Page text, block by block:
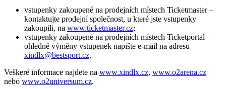
vstupenky zakoupené na prodejních místech Ticketmaster –
kontaktujte prodejní společnost, u které jste vstupenky
zakoupili, na www.ticketmaster.cz;
vstupenky zakoupené na prodejních místech Ticketportal –
ohledně výměny vstupenek napište e-mail na adresu
xindlx@bestsport.cz.
Veškeré informace najdete na www.xindlx.cz, www.o2arena.cz
nebo www.o2universum.cz.